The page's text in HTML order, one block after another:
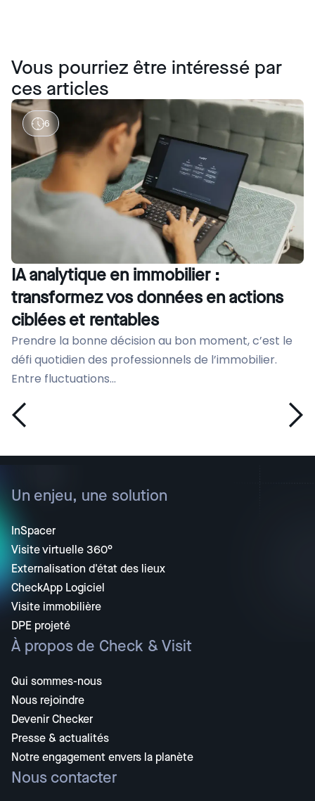
Vous pourriez être intéressé par
ces articles
6
IA analytique en immobilier :
transformez vos données en actions
ciblées et rentables
Prendre la bonne décision au bon moment, c’est le
défi quotidien des professionnels de l’immobilier.
Entre fluctuations...
Un enjeu, une solution
InSpacer
Visite virtuelle 360°
Externalisation d'état des lieux
CheckApp Logiciel
Visite immobilière
DPE projeté
À propos de Check & Visit
Qui sommes-nous
Nous rejoindre
Devenir Checker
Presse & actualités
Notre engagement envers la planète
Nous contacter